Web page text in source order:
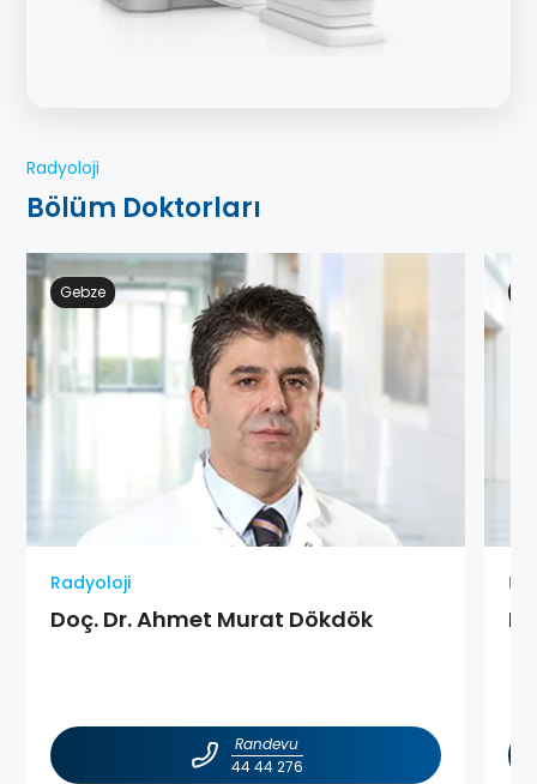
Radyoloji
Bölüm Doktorları
Gebze
Radyoloji
Doç. Dr. Ahmet Murat Dökdök
Randevu
44 44 276